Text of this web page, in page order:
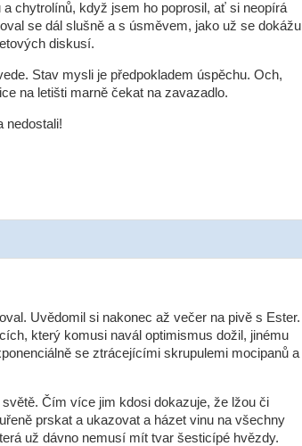
chytrolínů, když jsem ho poprosil, ať si neopírá
se dál slušně a s úsměvem, jako už se dokážu
diskusí.
Stav mysli je předpokladem úspěchu. Och,
na letišti marně čekat na zavazadlo.
nedostali!
Uvědomil si nakonec až večer na pivě s Ester.
který komusi navál optimismus dožil, jinému
se ztrácejícími skrupulemi mocipanů a
Čím více jim kdosi dokazuje, že lžou či
prskat a ukazovat a házet vinu na všechny
už dávno nemusí mít tvar šesticípé hvězdy.